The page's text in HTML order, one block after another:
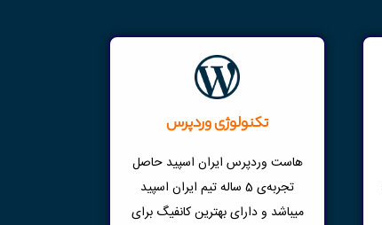
تکنولوژی وردپرس
هاست وردپرس ایران اسپید حاصل
تجربه‌ی 5 ساله تیم ایران اسپید
میباشد و دارای بهترین کانفیگ برای